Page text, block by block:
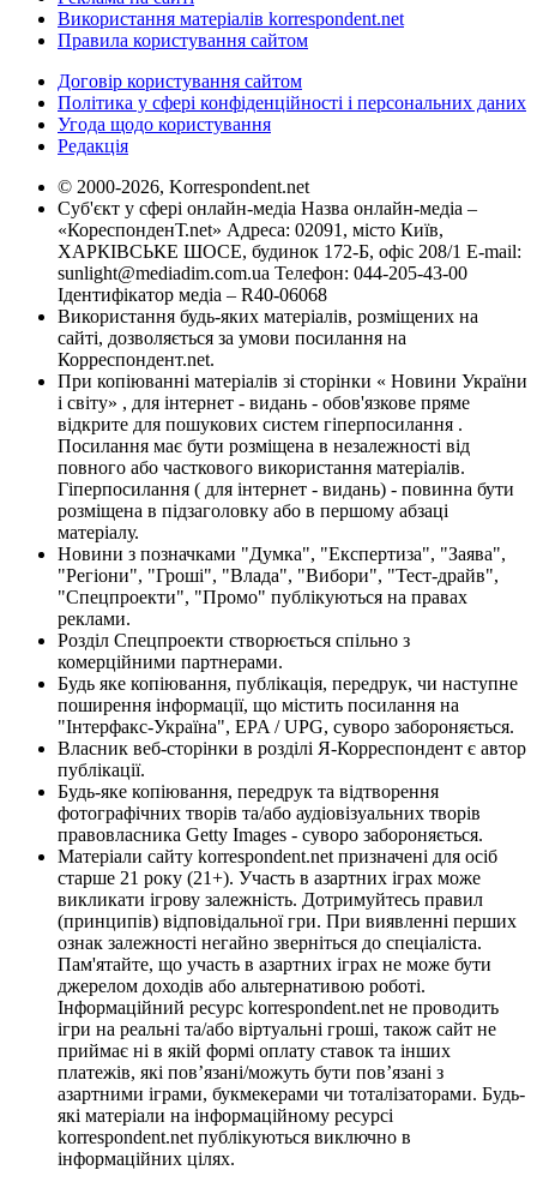
Використання матеріалів korrespondent.net
Правила користування сайтом
Договір користування сайтом
Політика у сфері конфіденційності і персональних даних
Угода щодо користування
Редакція
© 2000-2026, Korrespondent.net
Суб'єкт у сфері онлайн-медіа Назва онлайн-медіа –
«КореспонденТ.net» Адреса: 02091, місто Київ,
ХАРКІВСЬКЕ ШОСЕ, будинок 172-Б, офіс 208/1 E-mail:
sunlight@mediadim.com.ua Телефон: 044-205-43-00
Ідентифікатор медіа – R40-06068
Використання будь-яких матеріалів, розміщених на
сайті, дозволяється за умови посилання на
Корреспондент.net.
При копіюванні матеріалів зі сторінки « Новини України
і світу» , для інтернет - видань - обов'язкове пряме
відкрите для пошукових систем гіперпосилання .
Посилання має бути розміщена в незалежності від
повного або часткового використання матеріалів.
Гіперпосилання ( для інтернет - видань) - повинна бути
розміщена в підзаголовку або в першому абзаці
матеріалу.
Новини з позначками "Думка", "Експертиза", "Заява",
"Регіони", "Гроші", "Влада", "Вибори", "Тест-драйв",
"Спецпроекти", "Промо" публікуються на правах
реклами.
Розділ Спецпроекти створюється спільно з
комерційними партнерами.
Будь яке копіювання, публікація, передрук, чи наступне
поширення інформації, що містить посилання на
"Інтерфакс-Україна", EPA / UPG, суворо забороняється.
Власник веб-сторінки в розділі Я-Корреспондент є автор
публікації.
Будь-яке копіювання, передрук та відтворення
фотографічних творів та/або аудіовізуальних творів
правовласника Getty Images - суворо забороняється.
Матеріали сайту korrespondent.net призначені для осіб
старше 21 року (21+). Участь в азартних іграх може
викликати ігрову залежність. Дотримуйтесь правил
(принципів) відповідальної гри. При виявленні перших
ознак залежності негайно зверніться до спеціаліста.
Пам'ятайте, що участь в азартних іграх не може бути
джерелом доходів або альтернативою роботі.
Інформаційний ресурс korrespondent.net не проводить
ігри на реальні та/або віртуальні гроші, також сайт не
приймає ні в якій формі оплату ставок та інших
платежів, які пов’язані/можуть бути пов’язані з
азартними іграми, букмекерами чи тоталізаторами. Будь-
які матеріали на інформаційному ресурсі
korrespondent.net публікуються виключно в
інформаційних цілях.